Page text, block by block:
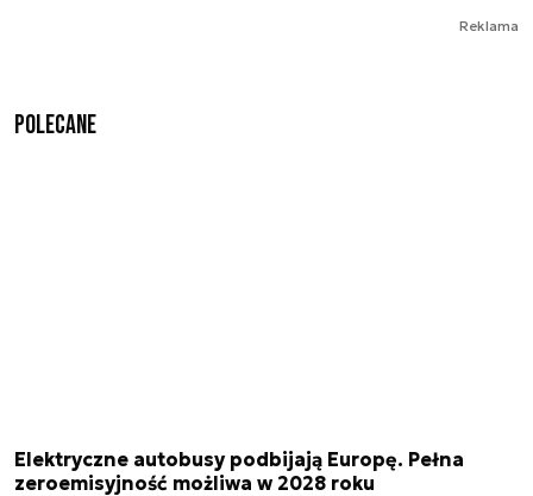
Reklama
Polecane
Elektryczne autobusy podbijają Europę. Pełna
zeroemisyjność możliwa w 2028 roku